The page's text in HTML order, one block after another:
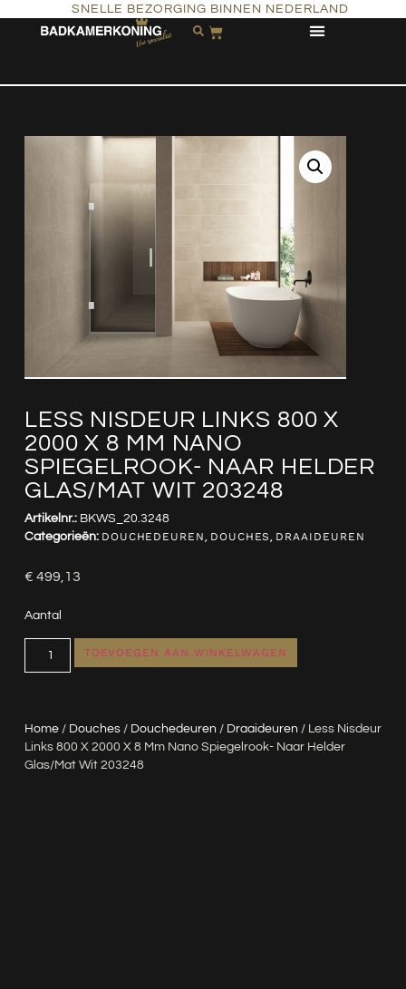
SNELLE BEZORGING BINNEN NEDERLAND
LESS NISDEUR LINKS 800 X
2000 X 8 MM NANO
SPIEGELROOK- NAAR HELDER
GLAS/MAT WIT 203248
Home/ Douches/ Douchedeuren / Draaideuren / Less Nisdeur
Links 800 X 2000 X 8 Mm Nano Spiegelrook- Naar Helder
Glas/mat Wit 203248
Artikelnr.: BKWS_20.3248
Categorieën: DOUCHEDEUREN, DOUCHES, DRAAIDEUREN
€ 499,13
Aantal
TOEVOEGEN AAN WINKELWAGEN